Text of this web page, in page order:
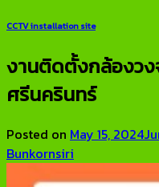
CCTV installation site
งานติดตั้งกล้องว
ศรีนครินทร์
Posted on May 15, 2024
Bunkornsiri